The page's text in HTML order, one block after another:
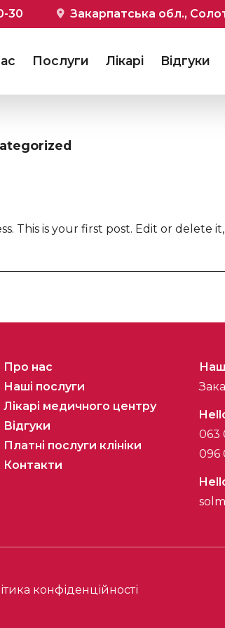
30 Закарпатська обл.,
Послуги Лікарі Відгуки
This is your first post. Edit or delete
Про нас
Наші послуги
Лікарі медичного центру
Відгуки
Платні послуги клініки
Контакти
063
096
конфіденційності